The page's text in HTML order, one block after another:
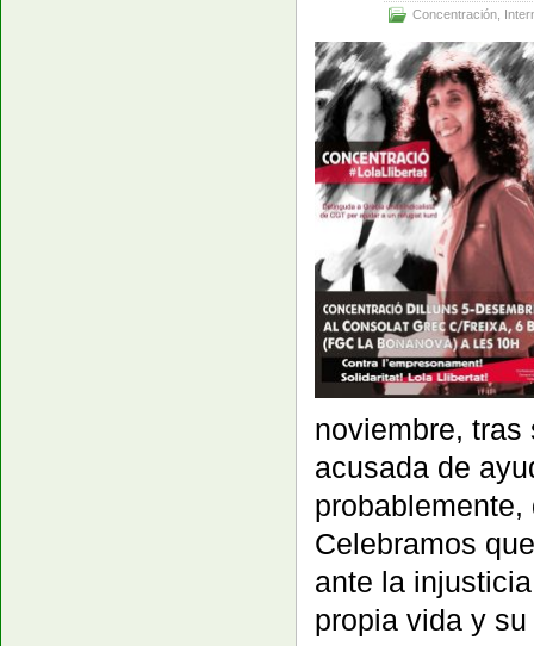
Concentración
noviembre, tras
acusada de
probablemente,
Celebramos
ante la
propia vida y